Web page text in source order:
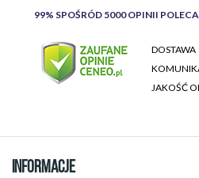
99% SPOŚRÓD 5000 OPINII POLECA
DOSTAWA
JAKOŚĆ
INFORMACJE